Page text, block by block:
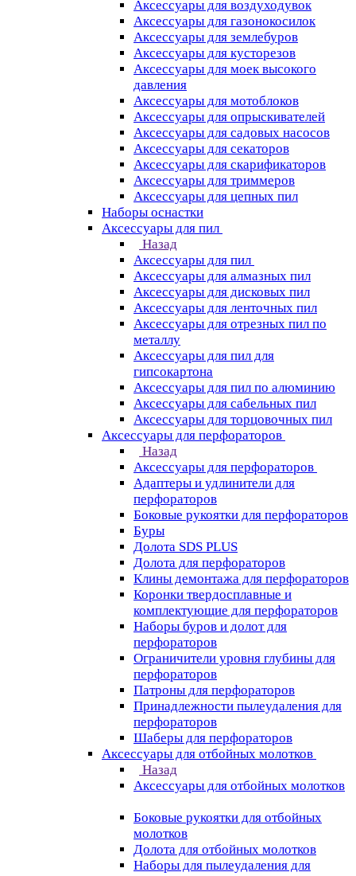
Аксессуары для воздуходувок
Аксессуары для газонокосилок
Аксессуары для землебуров
Аксессуары для кусторезов
Аксессуары для моек высокого
давления
Аксессуары для мотоблоков
Аксессуары для опрыскивателей
Аксессуары для садовых насосов
Аксессуары для секаторов
Аксессуары для скарификаторов
Аксессуары для триммеров
Аксессуары для цепных пил
Наборы оснастки
Аксессуары для пил
Назад
Аксессуары для пил
Аксессуары для алмазных пил
Аксессуары для дисковых пил
Аксессуары для ленточных пил
Аксессуары для отрезных пил по
металлу
Аксессуары для пил для
гипсокартона
Аксессуары для пил по алюминию
Аксессуары для сабельных пил
Аксессуары для торцовочных пил
Аксессуары для перфораторов
Назад
Аксессуары для перфораторов
Адаптеры и удлинители для
перфораторов
Боковые рукоятки для перфораторов
Буры
Долота SDS PLUS
Долота для перфораторов
Клины демонтажа для перфораторов
Коронки твердосплавные и
комплектующие для перфораторов
Наборы буров и долот для
перфораторов
Ограничители уровня глубины для
перфораторов
Патроны для перфораторов
Принадлежности пылеудаления для
перфораторов
Шаберы для перфораторов
Аксессуары для отбойных молотков
Назад
Аксессуары для отбойных молотков
Боковые рукоятки для отбойных
молотков
Долота для отбойных молотков
Наборы для пылеудаления для